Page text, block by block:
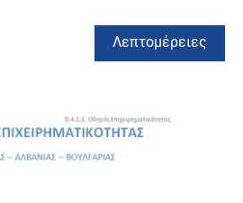
Λεπτομέρειες